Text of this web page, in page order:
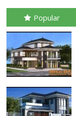
Popular